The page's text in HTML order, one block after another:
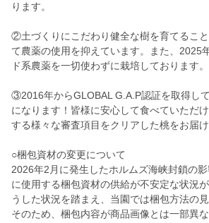
ります。
②土づくりにこだわり健全な樹を育てるこ
て農薬の使用を抑えています。また、2025
ド系農薬を一切使わずに栽培しております。
③2016年からGLOBAL G.A.P認証を取得し
になります！皆様に安心して食べていただ
する様々な審査項目をクリアした桃をお届け
○梱包資材の変更について
2026年2月に発生したホルムズ海峡封鎖の
に使用する梱包資材の供給が不安定な状況
うした状況を踏まえ、当園では梱包方法の
そのため、梱包内容が商品画像とは一部異